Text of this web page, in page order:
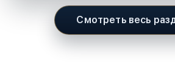
Смотреть весь